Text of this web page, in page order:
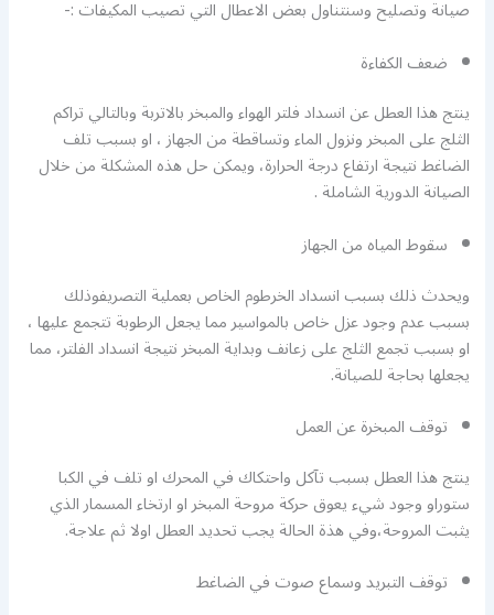
صيانة وتصليح وسنتناول بعض الاعطال التي تصيب المكيفات :-
ضعف الكفاءة
ينتج هذا العطل عن انسداد فلتر الهواء والمبخر بالاتربة وبالتالي تراكم
الثلج على المبخر ونزول الماء وتساقطة من الجهاز ، او بسبب تلف
الضاغط نتيجة ارتفاع درجة الحرارة، ويمكن حل هذه المشكلة من خلال
الصيانة الدورية الشاملة .
سقوط المياه من الجهاز
ويحدث ذلك بسبب انسداد الخرطوم الخاص بعملية التصريفوذلك
بسبب عدم وجود عزل خاص بالمواسير مما يجعل الرطوبة تتجمع عليها ،
او بسبب تجمع الثلج على زعانف وبداية المبخر نتيجة انسداد الفلتر، مما
يجعلها بحاجة للصيانة.
توقف المبخرة عن العمل
ينتج هذا العطل بسبب تآكل واحتكاك في المحرك او تلف في الكبا
ستوراو وجود شيء يعوق حركة مروحة المبخر او ارتخاء المسمار الذي
يثبت المروحة،وفي هذة الحالة يجب تحديد العطل اولا ثم علاجة.
توقف التبريد وسماع صوت في الضاغط